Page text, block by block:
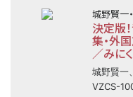
城野賢一
決定版
集・外
／みに
城野賢
VZCS-